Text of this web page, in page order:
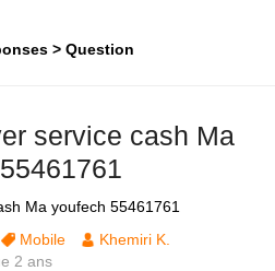
Question
service cash Ma
Ma youfech 55461761
Mobile
Khemiri K.
2 ans